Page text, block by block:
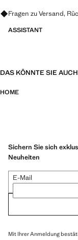
Fragen zu Versand,
ASSISTANT
DAS KÖNNTE SIE
HOME
Sichern Sie sich
Neuheiten
E-Mail
Mit Ihrer Anmeldung